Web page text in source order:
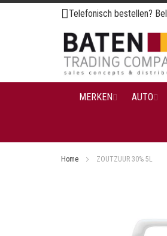
Ga
naar
de
inhoud
Telefonisch bestellen? Bel
MERKEN AUTO
Home ZOUTZUUR 30% 5L